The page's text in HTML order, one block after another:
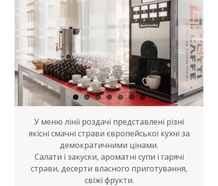
У меню лінії роздачі представлені різні
якісні смачні страви європейської кухні за
демократичними цінами.
Салати і закуски, ароматні супи і гарячі
страви, десерти власного приготування,
свіжі фрукти.